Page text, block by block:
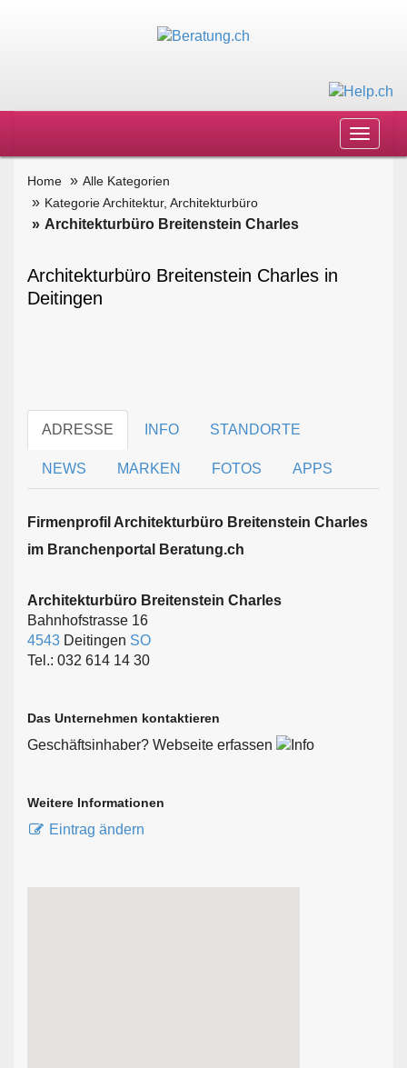
Toggle
Home
Alle Kategorien
Kategorie Architektur, Architekturbüro
Architekturbüro Breitenstein Charles
Architekturbüro Breitenstein Charles in
Deitingen
ADRESSE INFO STANDORTE
NEWS MARKEN FOTOS APPS
Firmen­profil Architekturbüro Breitenstein Charles
im Branchen­portal Beratung.ch
Architekturbüro Breitenstein Charles
Bahnhofstrasse 16
4543 Deitingen SO
Tel.: 032 614 14 30
Das Unternehmen kontaktieren
Geschäftsinhaber? Webseite erfassen
Weitere Informationen
Eintrag ändern